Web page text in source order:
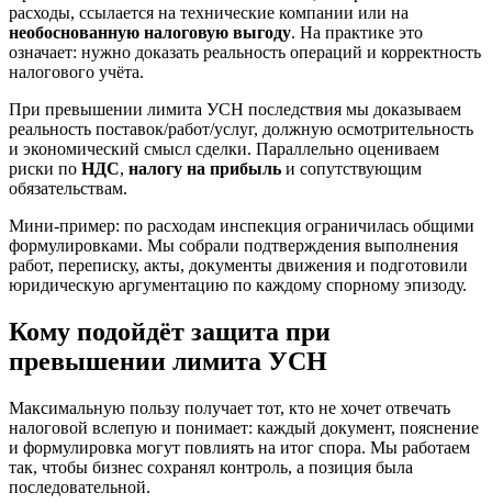
расходы, ссылается на технические компании или на
необоснованную налоговую выгоду. На практике это
означает: нужно доказать реальность операций и корректность
налогового учёта.
При превышении лимита УСН последствия мы доказываем
реальность поставок/работ/услуг, должную осмотрительность
и экономический смысл сделки. Параллельно оцениваем
риски по НДС, налогу на прибыль и сопутствующим
обязательствам.
Мини‑пример: по расходам инспекция ограничилась общими
формулировками. Мы собрали подтверждения выполнения
работ, переписку, акты, документы движения и подготовили
юридическую аргументацию по каждому спорному эпизоду.
Кому подойдёт защита при
превышении лимита УСН
Максимальную пользу получает тот, кто не хочет отвечать
налоговой вслепую и понимает: каждый документ, пояснение
и формулировка могут повлиять на итог спора. Мы работаем
так, чтобы бизнес сохранял контроль, а позиция была
последовательной.